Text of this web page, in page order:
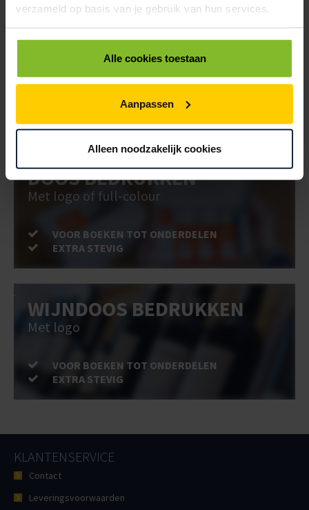
verzameld op basis van je gebruik van hun services.
Alle cookies toestaan
Aanpassen
Alleen noodzakelijk cookies
BRIEVENBUSDOOS
BEDRUKKEN
Post stevig verpakt
VOOR BOEKEN TOT ONDERDELEN
DOOS BEDRUKKEN
Met logo of full-colour
VOOR BOEKEN TOT ONDERDELEN
EXTRA STEVIG
WIJNDOOS BEDRUKKEN
Met logo
VOOR BOEKEN TOT ONDERDELEN
EXTRA STEVIG
KLANTENSERVICE
Contact
Leveringsvoorwaarden